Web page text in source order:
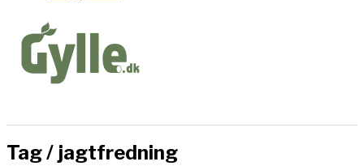
Tag / jagtfredning